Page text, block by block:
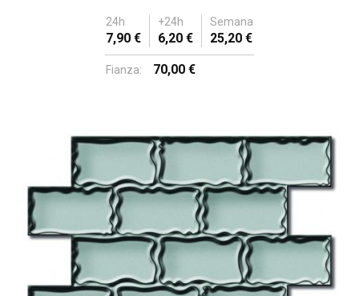
24h +24h Semana
7,90 € 6,20 € 25,20 €
Fianza: 70,00 €